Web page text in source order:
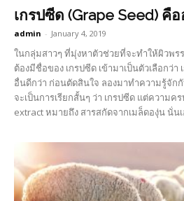
เกรปซีด (Grape Seed) คือ
admin - January 4, 2019
ในกลุ่มสาวๆ ที่มุ่งหาตัวช่วยที่จะทำให้ผิวพร
ต้องมีชื่อของ เกรปซีด เข้ามาเป็นตัวเลือกว่
อื่นดีกว่า ก่อนตัดสินใจ ลองมาทำความรู้จัก
จะเป็นการเรียกสั้นๆ ว่า เกรปซีด แต่ความ
extract หมายถึง สารสกัดจากเมล็ดองุ่น นั่นเ